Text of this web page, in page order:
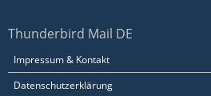
Thunderbird Mail DE
Impressum & Kontakt
Datenschutzerklärung